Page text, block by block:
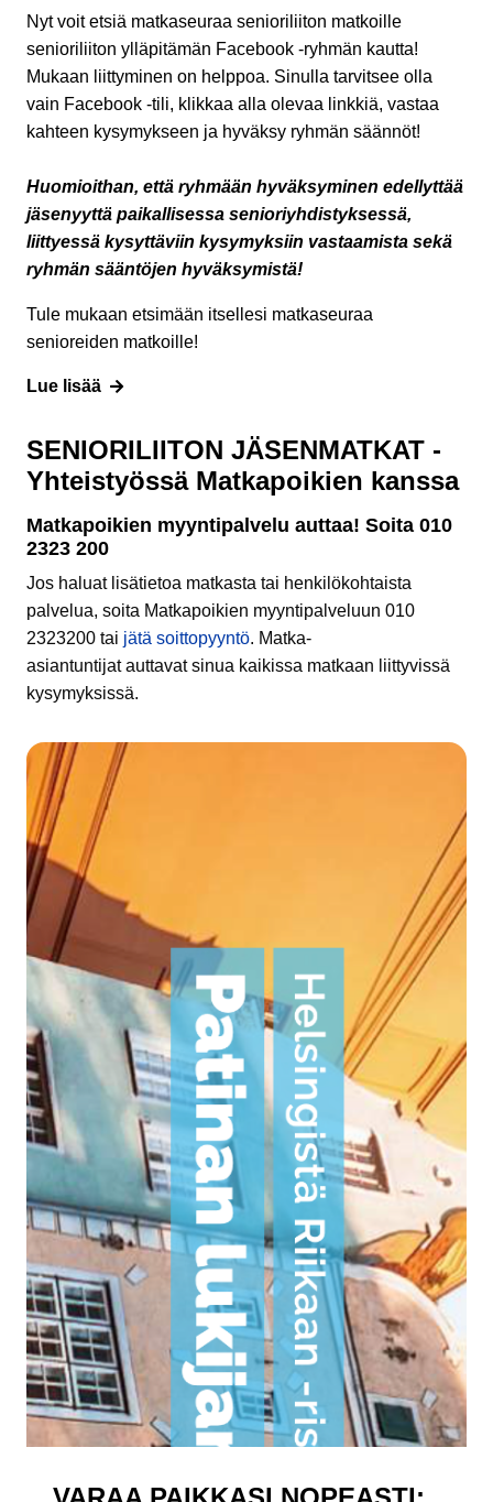
Nyt voit etsiä matkaseuraa senioriliiton matkoille
senioriliiton ylläpitämän Facebook -ryhmän kautta!
Mukaan liittyminen on helppoa. Sinulla tarvitsee olla
vain Facebook -tili, klikkaa alla olevaa linkkiä, vastaa
kahteen kysymykseen ja hyväksy ryhmän säännöt!
Huomioithan, että ryhmään hyväksyminen edellyttää
jäsenyyttä paikallisessa senioriyhdistyksessä,
liittyessä kysyttäviin kysymyksiin vastaamista sekä
ryhmän sääntöjen hyväksymistä!
Tule mukaan etsimään itsellesi matkaseuraa
senioreiden matkoille!
Lue lisää
SENIORILIITON JÄSENMATKAT -
Yhteistyössä Matkapoikien kanssa
Matkapoikien myyntipalvelu auttaa! Soita 010
2323 200
Jos haluat lisätietoa matkasta tai henkilökohtaista
palvelua, soita Matkapoikien myyntipalveluun 010
2323200 tai jätä soittopyyntö. Matka-
asiantuntijat auttavat sinua kaikissa matkaan liittyvissä
kysymyksissä.